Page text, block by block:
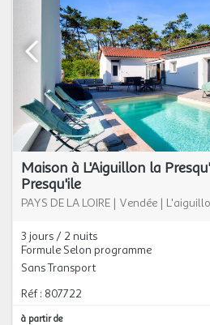
Maison à L'Aiguillon la
Presqu'ile
PAYS DE LA LOIRE | Vendée |
3 jours / 2 nuits
Formule Selon programme
Sans Transport
Réf : 807722
à partir de